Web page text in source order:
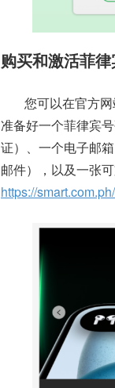
购买和激活菲
您可以在官方
准备好一个菲律宾
证）、一个电子邮
邮件），以及一张
https://